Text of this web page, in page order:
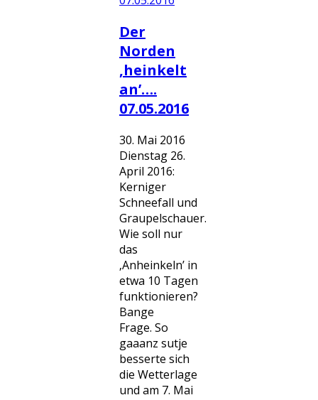
Der
Norden
‚heinkelt
an’….
07.05.2016
30. Mai 2016
Dienstag 26.
April 2016:
Kerniger
Schneefall und
Graupelschauer.
Wie soll nur
das
‚Anheinkeln’ in
etwa 10 Tagen
funktionieren?
Bange
Frage. So
gaaanz sutje
besserte sich
die Wetterlage
und am 7. Mai